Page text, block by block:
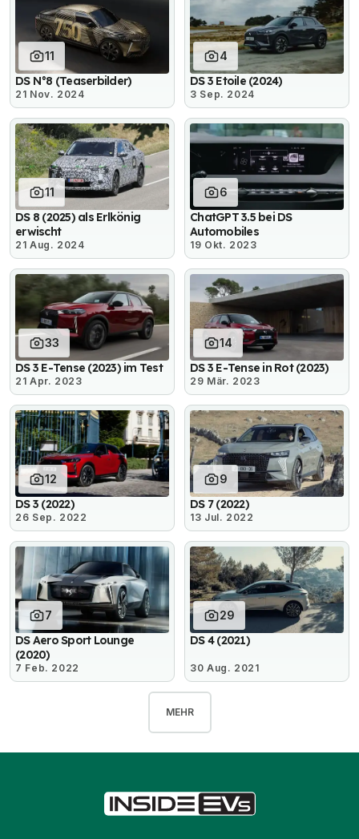
11
DS N°8 (Teaserbilder)
21 Nov. 2024
4
DS 3 Etoile (2024)
3 Sep. 2024
11
DS 8 (2025) als Erlkönig
erwischt
21 Aug. 2024
6
ChatGPT 3.5 bei DS
Automobiles
19 Okt. 2023
33
DS 3 E-Tense (2023) im Test
21 Apr. 2023
14
DS 3 E-Tense in Rot (2023)
29 Mär. 2023
12
DS 3 (2022)
26 Sep. 2022
9
DS 7 (2022)
13 Jul. 2022
7
DS Aero Sport Lounge
(2020)
7 Feb. 2022
29
DS 4 (2021)
30 Aug. 2021
MEHR